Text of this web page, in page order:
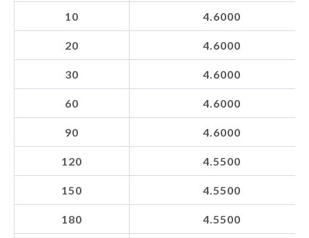
10 4.6000
20 4.6000
30 4.6000
60 4.6000
90 4.6000
120 4.5500
150 4.5500
180 4.5500